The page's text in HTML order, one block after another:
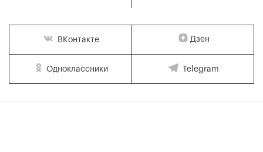
ВКонтакте Дзен
Одноклассники Telegram